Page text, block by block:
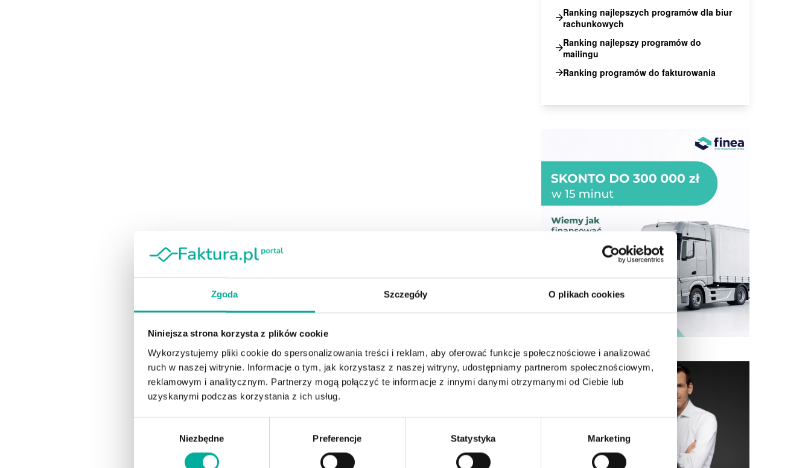
Zgoda Szczegóły O plikach cookies
Niniejsza strona korzysta z plików cookie
Wykorzystujemy pliki cookie do spersonalizowania treści i reklam, aby oferować funkcje społecznościowe i analizować
ruch w naszej witrynie. Informacje o tym, jak korzystasz z naszej witryny, udostępniamy partnerom społecznościowym,
reklamowym i analitycznym. Partnerzy mogą połączyć te informacje z innymi danymi otrzymanymi od Ciebie lub
uzyskanymi podczas korzystania z ich usług.
Niezbędne Preferencje Statystyka Marketing
Ranking najlepszych programów dla biur
rachunkowych
Ranking najlepszy programów do
mailingu
Ranking programów do fakturowania